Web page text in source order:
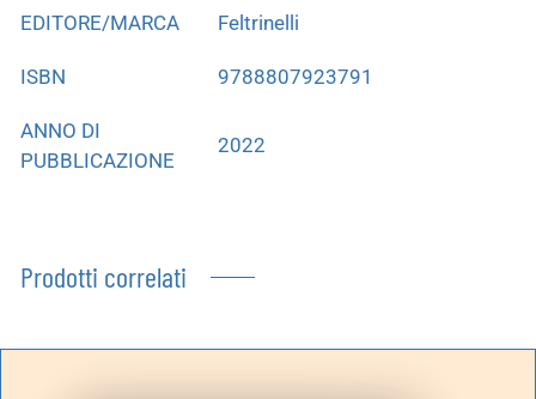
EDITORE/MARCA Feltrinelli
ISBN 9788807923791
ANNO DI
PUBBLICAZIONE
2022
Prodotti correlati